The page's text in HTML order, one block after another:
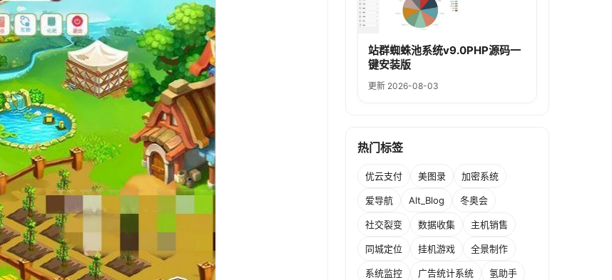
站群蜘蛛池系统v9.0PHP源码一
键安装版
更新 2026-08-03
热门标签
优云支付 美图录 加密系统
爱导航 Alt_Blog 冬奥会
社交裂变 数据收集 主机销售
同城定位 挂机游戏 全景制作
系统监控 广告统计系统 氢助手